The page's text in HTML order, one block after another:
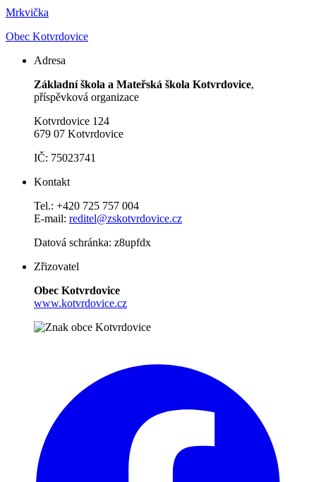
Mrkvička
Obec Kotvrdovice
Adresa
Základní škola a Mateřská škola Kotvrdovice,
příspěvková organizace
Kotvrdovice 124
679 07 Kotvrdovice
IČ: 75023741
Kontakt
Tel.: +420 725 757 004
E-mail: reditel@zskotvrdovice.cz
Datová schránka: z8upfdx
Zřizovatel
Obec Kotvrdovice
www.kotvrdovice.cz